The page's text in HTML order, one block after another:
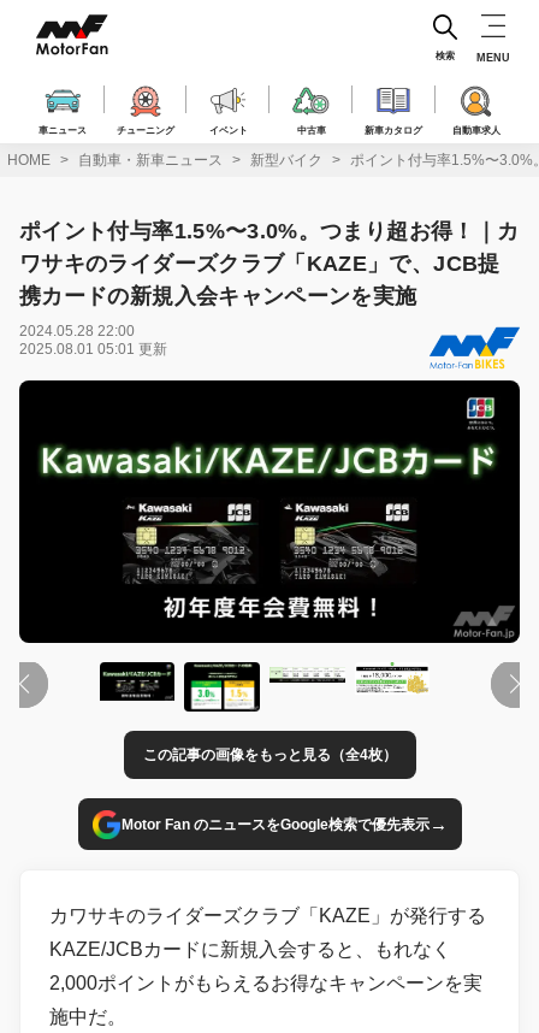
ス
車ニュース チューニング イベント 中古車 新車カタログ 自動車求人
検索 MENU
HOME 自動車・新車ニュース 新型バイク ポイント付与率1.5%〜3.0%
ポイント付与率1.5%〜3.0%。つまり超お得！｜カ
ワサキのライダーズクラブ「KAZE」で、JCB提
携カードの新規入会キャンペーンを実施
2024.05.28 22:00
2025.08.01 05:01 更新
この記事の画像をもっと見る（全4枚）
Motor Fan のニュースをGoogle検索で優先表示→
カワサキのライダーズクラブ「KAZE」が発行する
KAZE/JCBカードに新規入会すると、もれなく
2,000ポイントがもらえるお得なキャンペーンを実
施中だ。